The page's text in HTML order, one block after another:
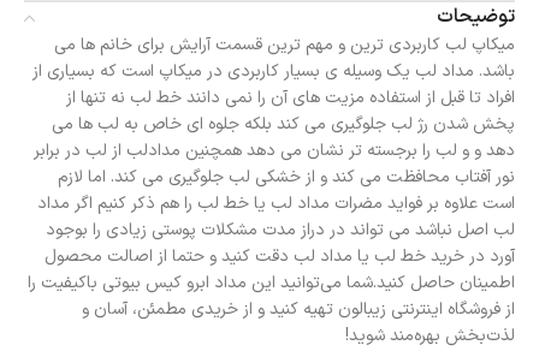
توضیحات
میکاپ لب کاربردی ترین و مهم ترین قسمت آرایش برای خانم ها می
باشد. مداد لب یک وسیله ی بسیار کاربردی در میکاپ است که بسیاری از
افراد تا قبل از استفاده مزیت های آن را نمی دانند خط لب نه تنها از
پخش شدن رژ لب جلوگیری می کند بلکه جلوه ای خاص به لب ها می
دهد و و لب را برجسته تر نشان می دهد همچنین مدادلب از لب در برابر
نور آفتاب محافظت می کند و از خشکی لب جلوگیری می کند. اما لازم
است علاوه بر فواید مضرات مداد لب یا خط لب را هم ذکر کنیم اگر مداد
لب اصل نباشد می تواند در دراز مدت مشکلات پوستی زیادی را بوجود
آورد در خرید خط لب یا مداد لب دقت کنید و حتما از اصالت محصول
اطمینان حاصل کنید.شما می‌توانید این مداد ابرو کیس بیوتی باکیفیت را
از فروشگاه اینترنتی زیبالون تهیه کنید و از خریدی مطمئن، آسان و
لذت‌بخش بهره‌مند شوید!